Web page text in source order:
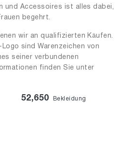
und Accessoires ist alles dabei,
begehrt.
wir an qualifizierten Käufen.
sind Warenzeichen von
seiner verbundenen
finden Sie unter
52,650 Bekleidung